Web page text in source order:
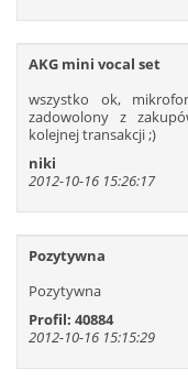
AKG mini vocal set
wszystko ok,
zadowolony z
kolejnej transakcji ;)
niki
2012-10-16 15:26:17
Pozytywna
Pozytywna
Profil: 40884
2012-10-16 15:15:29